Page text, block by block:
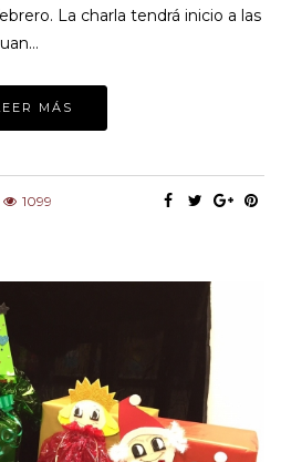
La charla tendrá inicio a las
MÁS
1099